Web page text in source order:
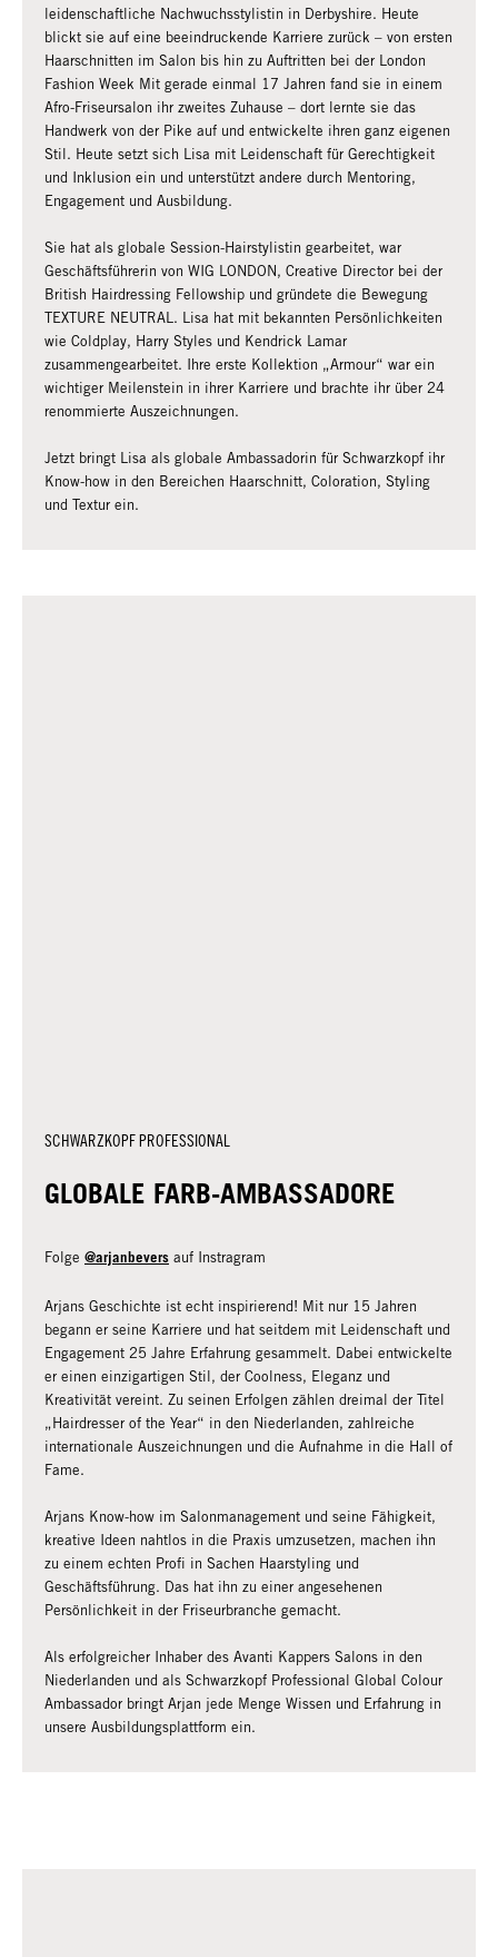
leidenschaftliche Nachwuchsstylistin in Derbyshire. Heute
blickt sie auf eine beeindruckende Karriere zurück – von ersten
Haarschnitten im Salon bis hin zu Auftritten bei der London
Fashion Week Mit gerade einmal 17 Jahren fand sie in einem
Afro-Friseursalon ihr zweites Zuhause – dort lernte sie das
Handwerk von der Pike auf und entwickelte ihren ganz eigenen
Stil. Heute setzt sich Lisa mit Leidenschaft für Gerechtigkeit
und Inklusion ein und unterstützt andere durch Mentoring,
Engagement und Ausbildung.
Sie hat als globale Session-Hairstylistin gearbeitet, war
Geschäftsführerin von WIG LONDON, Creative Director bei der
British Hairdressing Fellowship und gründete die Bewegung
TEXTURE NEUTRAL. Lisa hat mit bekannten Persönlichkeiten
wie Coldplay, Harry Styles und Kendrick Lamar
zusammengearbeitet. Ihre erste Kollektion „Armour“ war ein
wichtiger Meilenstein in ihrer Karriere und brachte ihr über 24
renommierte Auszeichnungen.
Jetzt bringt Lisa als globale Ambassadorin für Schwarzkopf ihr
Know-how in den Bereichen Haarschnitt, Coloration, Styling
und Textur ein.
SCHWARZKOPF PROFESSIONAL
GLOBALE FARB-AMBASSADORE
Folge @arjanbevers auf Instragram
Arjans Geschichte ist echt inspirierend! Mit nur 15 Jahren
begann er seine Karriere und hat seitdem mit Leidenschaft und
Engagement 25 Jahre Erfahrung gesammelt. Dabei entwickelte
er einen einzigartigen Stil, der Coolness, Eleganz und
Kreativität vereint. Zu seinen Erfolgen zählen dreimal der Titel
„Hairdresser of the Year“ in den Niederlanden, zahlreiche
internationale Auszeichnungen und die Aufnahme in die Hall of
Fame.
Arjans Know-how im Salonmanagement und seine Fähigkeit,
kreative Ideen nahtlos in die Praxis umzusetzen, machen ihn
zu einem echten Profi in Sachen Haarstyling und
Geschäftsführung. Das hat ihn zu einer angesehenen
Persönlichkeit in der Friseurbranche gemacht.
Als erfolgreicher Inhaber des Avanti Kappers Salons in den
Niederlanden und als Schwarzkopf Professional Global Colour
Ambassador bringt Arjan jede Menge Wissen und Erfahrung in
unsere Ausbildungsplattform ein.